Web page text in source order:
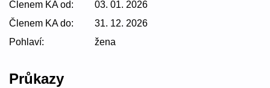
Členem KA od:
03. 01. 2026
Členem KA do:
31. 12. 2026
Pohlaví:
žena
Průkazy